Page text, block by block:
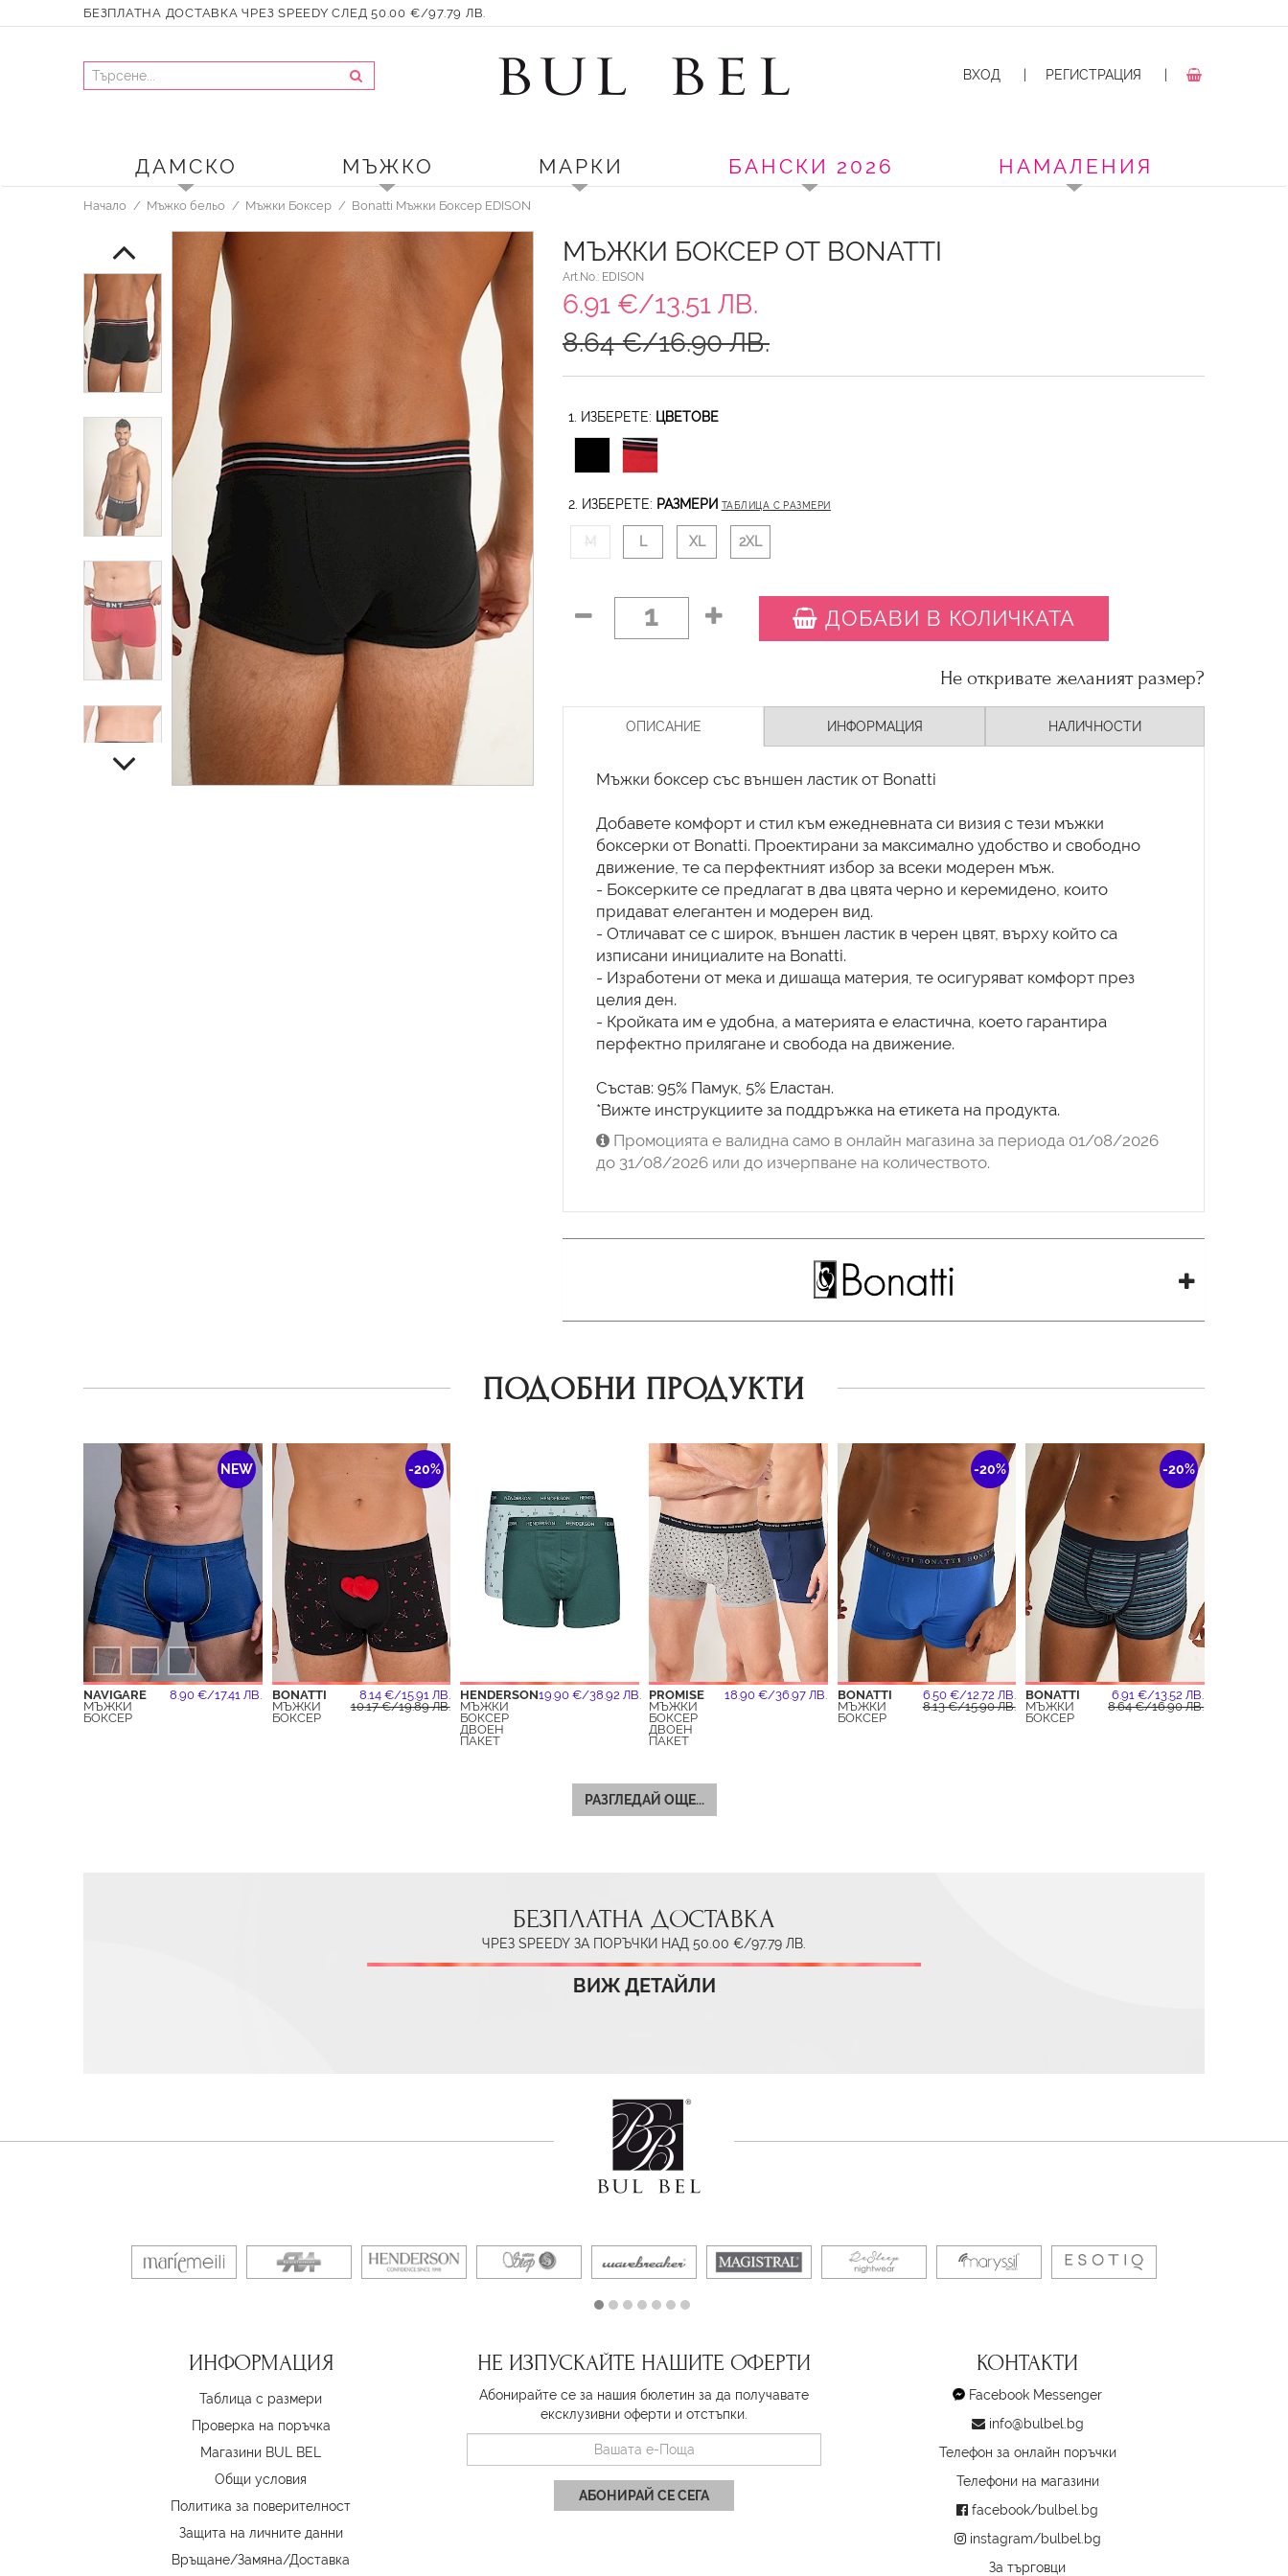
БЕЗПЛАТНА ДОСТАВКА ЧРЕЗ SPEEDY СЛЕД 50.00 €/97.79 ЛВ.
ВХОД РЕГИСТРАЦИЯ
ДАМСКО МЪЖКО МАРКИ БАНСКИ 2026 НАМАЛЕНИЯ
Начало Мъжко бельо Мъжки Боксер Bonatti Мъжки Боксер EDISON
МЪЖКИ БОКСЕР ОТ BONATTI
Art.No.: EDISON
6.91 €/13.51 ЛВ.
8.64 €/16.90 ЛВ.
1. ИЗБЕРЕТЕ: ЦВЕТОВЕ
2. ИЗБЕРЕТЕ: РАЗМЕРИ ТАБЛИЦА С РАЗМЕРИ
M L XL 2XL
1 ДОБАВИ В КОЛИЧКАТА
Не откривате желаният размер?
ОПИСАНИЕ ИНФОРМАЦИЯ НАЛИЧНОСТИ
Мъжки боксер със външен ластик от Bonatti
Добавете комфорт и стил към ежедневната си визия с тези мъжки
боксерки от Bonatti. Проектирани за максимално удобство и свободно
движение, те са перфектният избор за всеки модерен мъж.
- Боксерките се предлагат в два цвята черно и керемидено, които
придават елегантен и модерен вид.
- Отличават се с широк, външен ластик в черен цвят, върху който са
изписани инициалите на Bonatti.
- Изработени от мека и дишаща материя, те осигуряват комфорт през
целия ден.
- Кройката им е удобна, а материята е еластична, което гарантира
перфектно прилягане и свобода на движение.
Състав: 95% Памук, 5% Еластан.
*Вижте инструкциите за поддръжка на етикета на продукта.
Промоцията е валидна само в онлайн магазина за периода 01/08/2026
до 31/08/2026 или до изчерпване на количеството.
ПОДОБНИ ПРОДУКТИ
NEW
NAVIGARE
8.90 €/17.41 ЛВ.
МЪЖКИ
БОКСЕР
-20%
BONATTI
8.14 €/15.91 ЛВ.
МЪЖКИ
БОКСЕР
10.17 €/19.89 ЛВ.
HENDERSON19.90 €/38.92 ЛВ.
МЪЖКИ
БОКСЕР
ДВОЕН
ПАКЕТ
PROMISE
18.90 €/36.97 ЛВ.
МЪЖКИ
БОКСЕР
ДВОЕН
ПАКЕТ
-20%
BONATTI
6.50 €/12.72 ЛВ.
МЪЖКИ
БОКСЕР
8.13 €/15.90 ЛВ.
-20%
BONATTI
6.91 €/13.52 ЛВ.
МЪЖКИ
БОКСЕР
8.64 €/16.90 ЛВ.
РАЗГЛЕДАЙ ОЩЕ...
БЕЗПЛАТНА ДОСТАВКА
ЧРЕЗ SPEEDY ЗА ПОРЪЧКИ НАД 50.00 €/97.79 ЛВ.
ВИЖ ДЕТАЙЛИ
ИНФОРМАЦИЯ
Таблица с размери
Проверка на поръчка
Магазини BUL BEL
Oбщи условия
Политика за поверителност
Защита на личните данни
Връщане/Замяна/Доставка
НЕ ИЗПУСКАЙТЕ НАШИТЕ ОФЕРТИ
Абонирайте се за нашия бюлетин за да получавате
ексклузивни оферти и отстъпки.
АБОНИРАЙ СЕ СЕГА
КОНТАКТИ
Facebook Messenger
info@bulbel.bg
Телефон за онлайн поръчки
Телефони на магазини
facebook/bulbel.bg
instagram/bulbel.bg
За търговци